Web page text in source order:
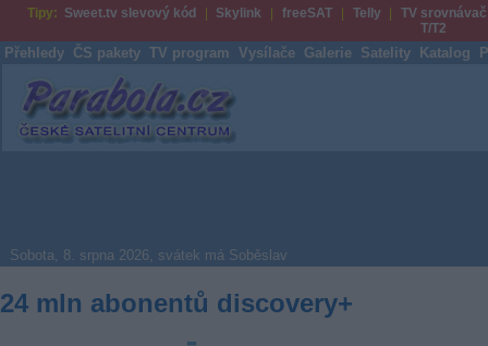
Tipy: Sweet.tv slevový kód Skylink freeSAT Telly
TV srovnávač
T/T2
Přehledy ČS pakety TV program Vysílače Galerie Satelity Katalog
Parabola.cz
Sobota, 8. srpna 2026, svátek má Soběslav
24 mln abonentů discovery+